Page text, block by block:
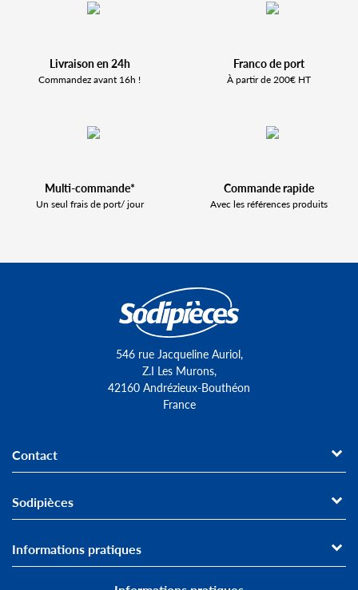
Livraison en 24h
Commandez avant 16h !
Franco de port
À partir de 200€ HT
Multi-commande*
Un seul frais de port/ jour
Commande rapide
Avec les références produits
546 rue Jacqueline Auriol,
Z.I Les Murons,
42160 Andrézieux-Bouthéon
France
Contact
Sodipièces
Informations pratiques